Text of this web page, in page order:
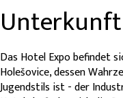
Unterkunft
Das Hotel Expo befindet
Holešovice, dessen
Jugendstils ist - der